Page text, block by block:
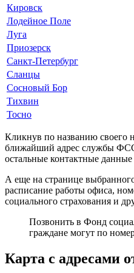
Кировск
Лодейное Поле
Луга
Приозерск
Санкт-Петербург
Сланцы
Сосновый Бор
Тихвин
Тосно
Кликнув по названию своего
ближайший адрес службы
остальные контактные данные
А еще на странице
расписание работы офиса,
социального страхования и
Позвонить в Фонд
граждане могут по
Карта с адресами